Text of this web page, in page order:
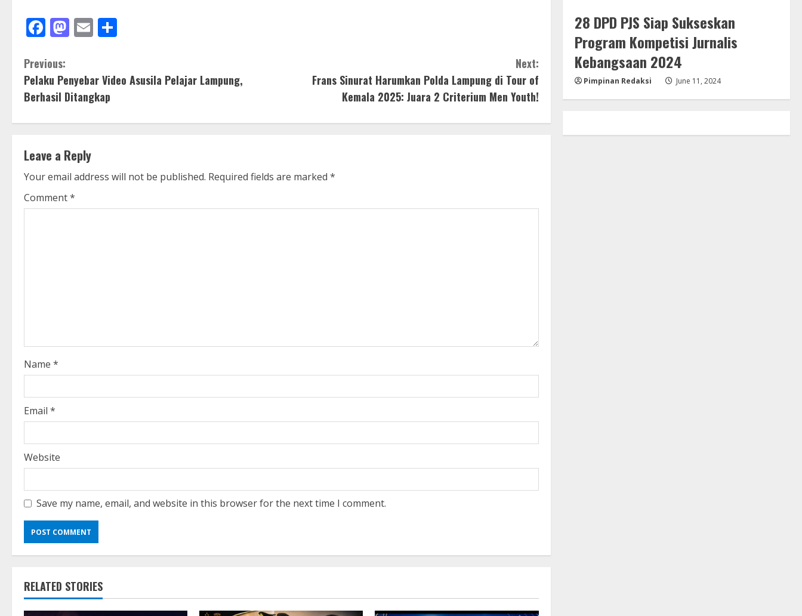
Facebook
Mastodon
Email
C
o
n
i
n
u
d
i
n
g
Previous:
Pelaku Penyebar Video Asusila Pelajar Lampung,
Berhasil Ditangkap
Next:
Frans Sinurat Harumkan Polda Lampung di Tour of
Kemala 2025: Juara 2 Criterium Men Youth!
Leave a Reply
Your email address will not be published. Required fields are marked *
Comment*
Name *
Email *
Website
Save my name, email, and website in this browser for the next time I comment.
RELATED STORIES
August 7, 2026
28 DPD PJS Siap Sukseskan
Program Kompetisi Jurnalis
Kebangsaan 2024
Pimpinan Redaksi June 11, 2024